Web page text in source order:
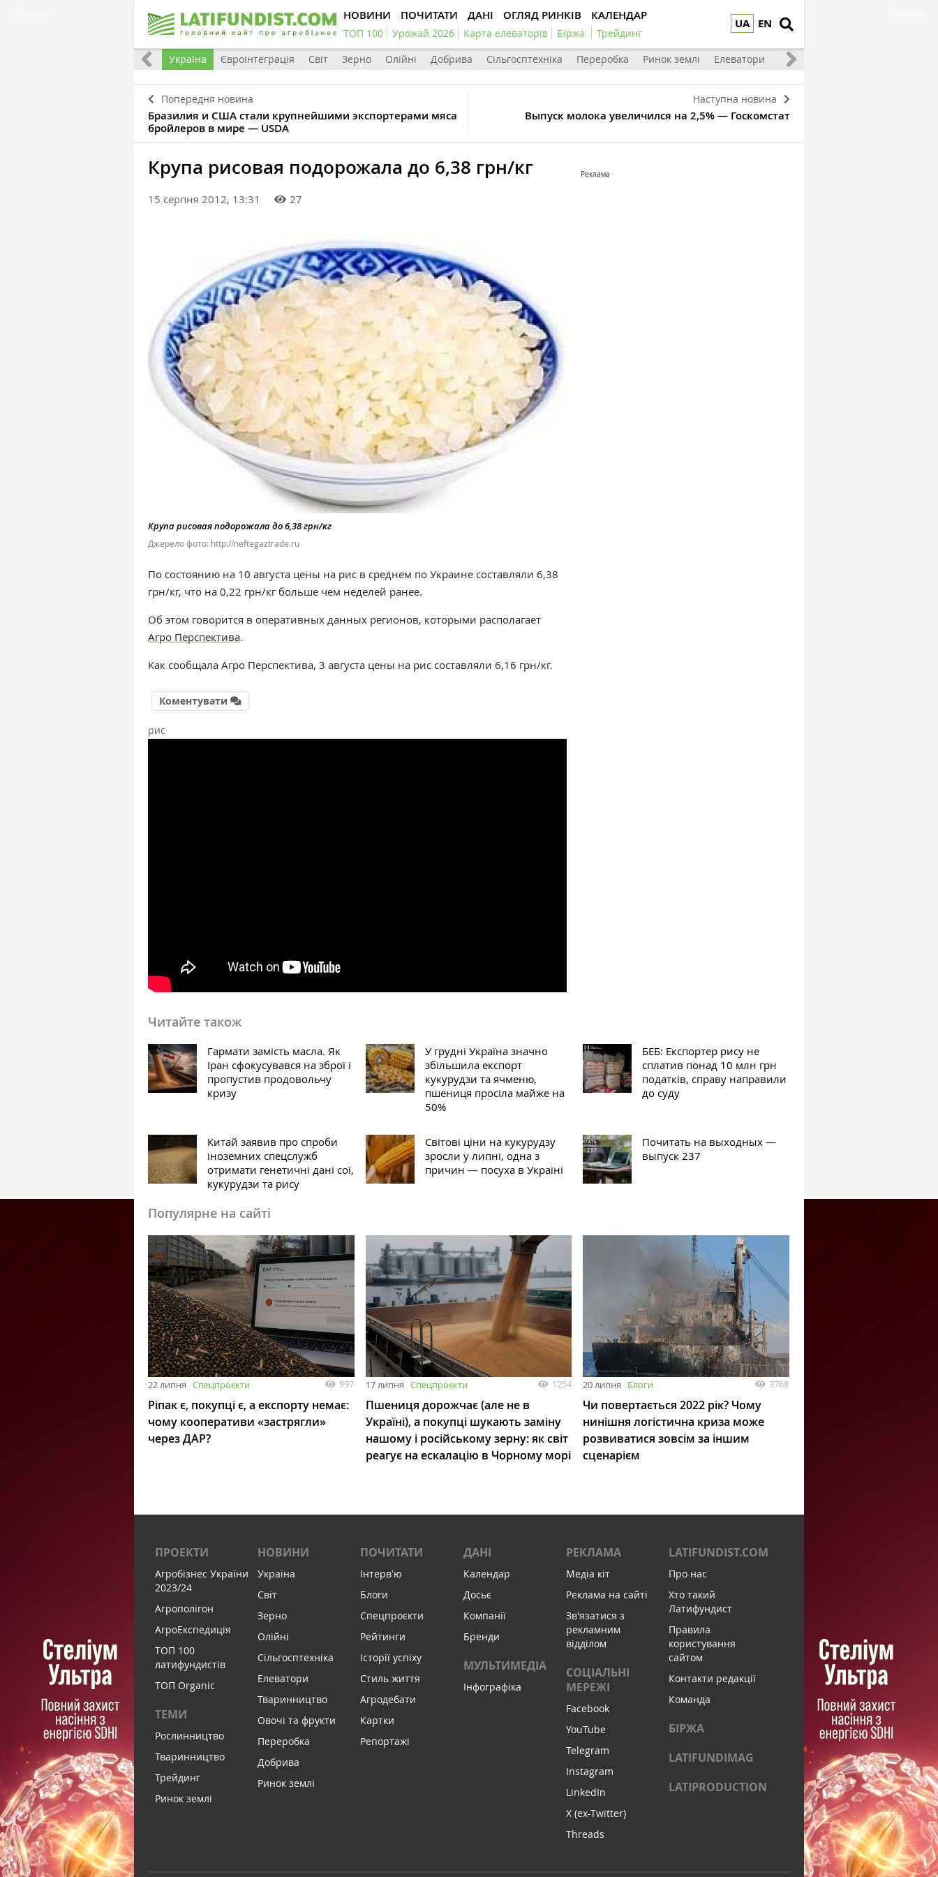
UA EN
НОВИНИ ПОЧИТАТИ ДАНІ ОГЛЯД РИНКІВ КАЛЕНДАР
ТОП 100 Урожай 2026 Карта елеваторів Біржа Трейдинг
Все Україна Євроінтеграція Світ Зерно Олійні Добрива Сільгосптехніка Переробка Ринок землі Елеватори Тваринництво
Попередня новина
Бразилия и США стали крупнейшими экспортерами мяса
бройлеров в мире — USDA
Наступна новина
Выпуск молока увеличился на 2,5% — Госкомстат
Крупа рисовая подорожала до 6,38 грн/кг
15 серпня 2012, 13:31 27
Крупа рисовая подорожала до 6,38 грн/кг
Джерело фото: http://neftegaztrade.ru
По состоянию на 10 августа цены на рис в среднем по Украине составляли 6,38
грн/кг, что на 0,22 грн/кг больше чем неделей ранее.
Об этом говорится в оперативных данных регионов, которыми располагает
Агро Перспектива.
Как сообщала Агро Перспектива, 3 августа цены на рис составляли 6,16 грн/кг.
Коментувати
рис
Реклама
Читайте також
Гармати замість масла. Як
Іран сфокусувався на зброї і
пропустив продовольчу
кризу
У грудні Україна значно
збільшила експорт
кукурудзи та ячменю,
пшениця просіла майже на
50%
БЕБ: Експортер рису не
сплатив понад 10 млн грн
податків, справу направили
до суду
Китай заявив про спроби
іноземних спецслужб
отримати генетичні дані сої,
кукурудзи та рису
Світові ціни на кукурудзу
зросли у липні, одна з
причин — посуха в Україні
Почитать на выходных —
выпуск 237
Популярне на сайті
22 липня Спецпроєкти 997
Ріпак є, покупці є, а експорту немає:
чому кооперативи «застрягли»
через ДАР?
17 липня Спецпроєкти 1254
Пшениця дорожчає (але не в
Україні), а покупці шукають заміну
нашому і російському зерну: як світ
реагує на ескалацію в Чорному морі
20 липня Блоги 3768
Чи повертається 2022 рік? Чому
нинішня логістична криза може
розвиватися зовсім за іншим
сценарієм
ПРОЕКТИ
Агробізнес України
2023/24
Агрополігон
АгроЕкспедиція
ТОП 100
латифундистів
ТОП Organic
ТЕМИ
Рослинництво
Тваринництво
Трейдинг
Ринок землі
НОВИНИ
Україна
Світ
Зерно
Олійні
Сільгосптехніка
Елеватори
Тваринництво
Овочі та фрукти
Переробка
Добрива
Ринок землі
ПОЧИТАТИ
Інтервʼю
Блоги
Спецпроєкти
Рейтинги
Історії успіху
Стиль життя
Агродебати
Картки
Репортажі
ДАНІ
Календар
Досьє
Компанії
Бренди
МУЛЬТИМЕДІА
Інфографіка
РЕКЛАМА
Медіа кіт
Реклама на сайті
Зв'язатися з
рекламним
відділом
СОЦІАЛЬНІ
МЕРЕЖІ
Facebook
YouTube
Telegram
Instagram
LinkedIn
X (ex-Twitter)
Threads
LATIFUNDIST.COM
Про нас
Хто такий
Латифундист
Правила
користування
сайтом
Контакти редакції
Команда
БІРЖА
LATIFUNDIMAG
LATIPRODUCTION